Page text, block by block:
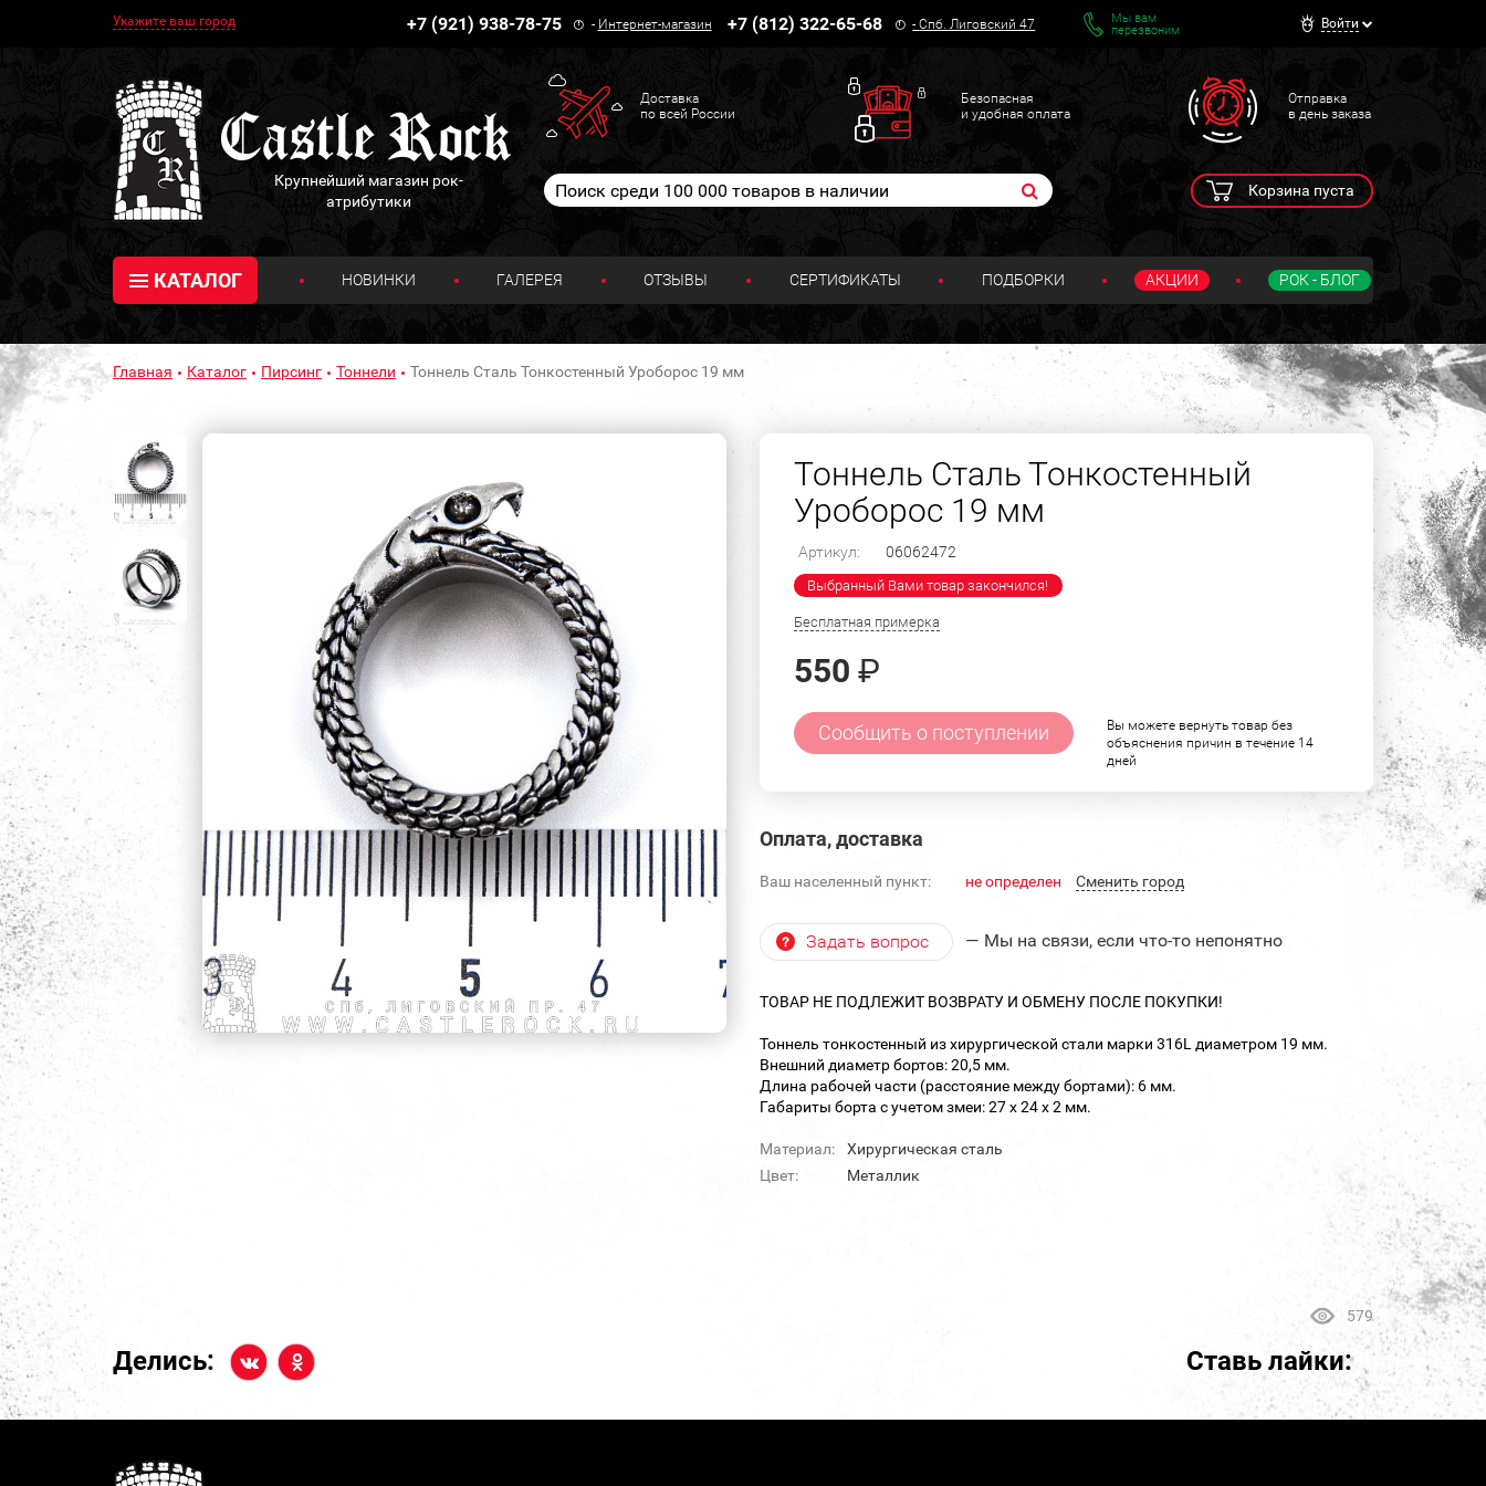
Укажите ваш город +7 (921) 938-78-75 - Интернет-магазин +7 (812) 322-65-68 -Спб. Лиговский 47
Мы вам
перезвоним
Войти
Крупнейший магазин рок-
атрибутики
Доставка
по всей России
Безопасная
и удобная оплата
Отправка
в день заказа
Корзина пуста
КАТАЛОГ НОВИНКИ ГАЛЕРЕЯ ОТЗЫВЫ СЕРТИФИКАТЫ ПОДБОРКИ АКЦИИ РОК - БЛОГ
Главная Каталог Пирсинг Тоннели Тоннель Сталь Тонкостенный Уроборос 19 мм
Тоннель Сталь Тонкостенный
Уроборос 19 мм
Артикул: 06062472
Выбранный Вами товар закончился!
Бесплатная примерка
550 ₽
Сообщить о поступлении
Вы можете вернуть товар без
объяснения причин в течение 14
дней
Оплата, доставка
Ваш населенный пункт: не определен Cменить город
Задать вопрос — Мы на связи, если что-то непонятно
ТОВАР НЕ ПОДЛЕЖИТ ВОЗВРАТУ И ОБМЕНУ ПОСЛЕ ПОКУПКИ!
Тоннель тонкостенный из хирургической стали марки 316L диаметром 19 мм.
Внешний диаметр бортов: 20,5 мм.
Длина рабочей части (расстояние между бортами): 6 мм.
Габариты борта с учетом змеи: 27 х 24 х 2 мм.
Материал:
Хирургическая сталь
Цвет:
Металлик
579
Делись: Ставь лайки: